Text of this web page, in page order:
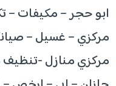
ابو حجر – مكيفات
مركزي – غسيل –
مركزي منازل -